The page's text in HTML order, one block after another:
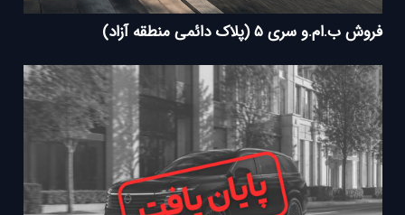
فروش ب.ام.و سری ۵ (پلاک دائمی منطقه آزاد)